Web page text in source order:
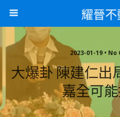
耀晉
2023-01-19 •
大爆卦 陳建仁出
嘉全可